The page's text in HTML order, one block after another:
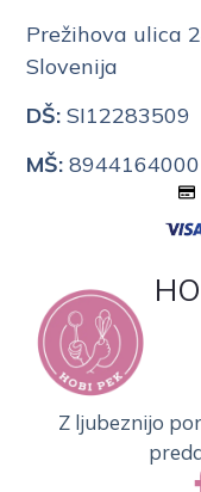
Prežihova ulica
Slovenija
DŠ: SI12283509
MŠ: 8944164000
Z ljubeznijo